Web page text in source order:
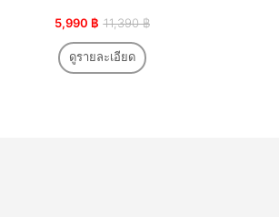
5,990 ฿ 11,390 ฿
ดูรายละเอียด